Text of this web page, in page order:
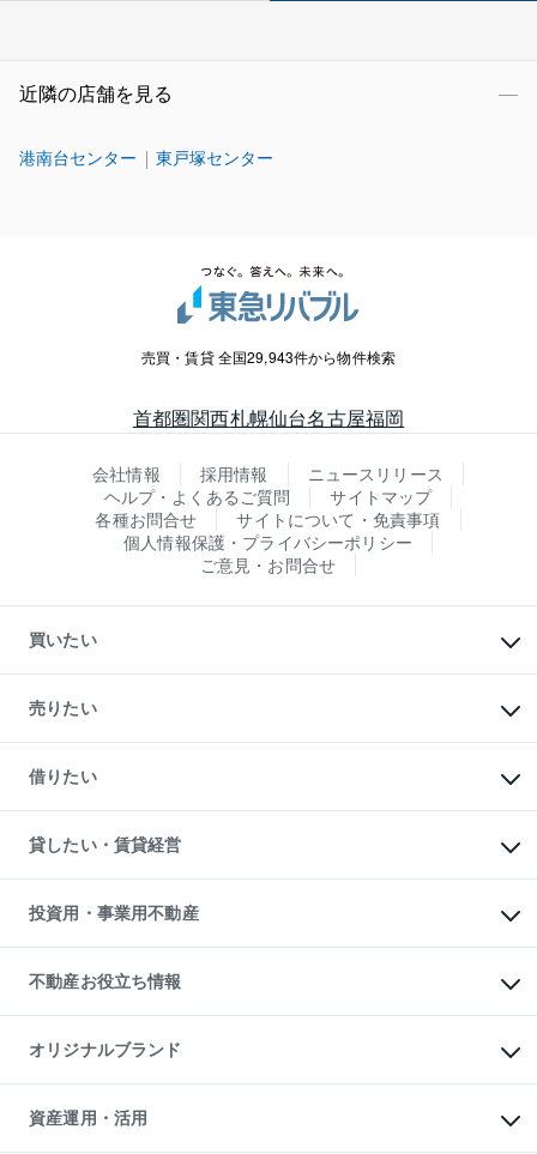
近隣の店舗を見る
港南台センター 東戸塚センター
売買・賃貸 全国29,943件から物件検索
首都圏関西札幌仙台名古屋福岡
会社情報 採用情報
ニュースリリース
ヘルプ・よくあるご質問
サイトマップ
各種お問合せ
サイトについて・免責事項
個人情報保護・プライバシーポリシー
ご意見・お問合せ
買いたい
新築・分譲マンションの購入
中古マンションの購入
一戸建ての購入
中古一戸建ての購入
不動産購入の流れ
注目キーワード物件特集
購入ガイド
English 繁体中文簡体中文
売りたい
一戸建ての売却・査定
土地の売却・査定
スピードAI査定
不動産査定について
不動産売却の流れ
不動産買換えの流れ
売却ガイド
借りたい
オフィス・店舗の賃貸
借りるときの流れ
借りるガイド
貸したい・賃貸経営
マンション賃料データ
賃貸管理プラン
リロケーションについて
貸すガイド
投資用・事業用不動産
事業用不動産
マンション投資
投資用マンション
アパート経営
収益物件
ビル購入（ビル一棟）
投資用不動産の売却査定
事業用不動産の売却査定
不動産お役立ち情報
マンションライブラリー
人気マンションランキング
暮らしに役立つ不動産メディア
不動産相場・不動産価格情報
オリジナルブランド
一棟リノベーションマンション
L`GENTE（ルジェンテ）
区分リノベーションマンション
資産運用・活用